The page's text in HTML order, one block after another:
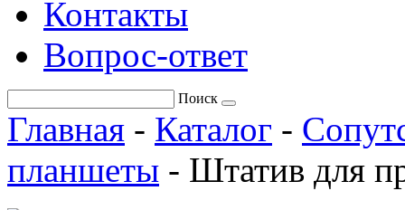
Контакты
Вопрос-ответ
Поиск
Главная - Каталог -
планшеты - Штатив для